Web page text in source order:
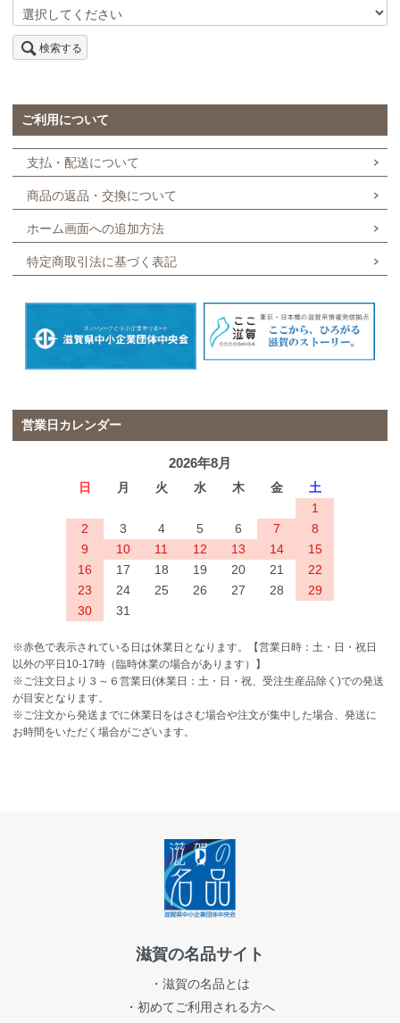
検索する
ご利用について
支払・配送について
商品の返品・交換について
ホーム画面への追加方法
特定商取引法に基づく表記
営業日カレンダー
2026年8月
日 月 火 水 木 金
土
1
2
3 4 5 6 7
8
9
10 11 12 13 14
15
16
17 18 19 20 21
22
23
24 25 26 27 28
29
30
31
※赤色で表示されている日は休業日となります。【営業日時：土・日・祝日
以外の平日10-17時（臨時休業の場合があります）】
※ご注文日より３～６営業日(休業日：土・日・祝、受注生産品除く)での発送
が目安となります。
※ご注文から発送までに休業日をはさむ場合や注文が集中した場合、発送に
お時間をいただく場合がございます。
滋賀の名品サイト
・滋賀の名品とは
・初めてご利用される方へ